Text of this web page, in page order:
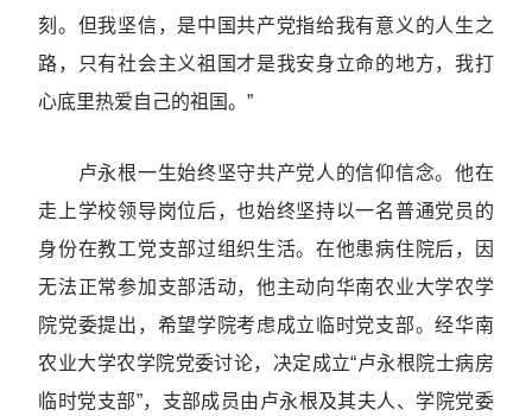
刻。但我坚信，是中国共产党指给我有意义的人生之
路，只有社会主义祖国才是我安身立命的地方，我打
心底里热爱自己的祖国。”
卢永根一生始终坚守共产党人的信仰信念。他在
走上学校领导岗位后，也始终坚持以一名普通党员的
身份在教工党支部过组织生活。在他患病住院后，因
无法正常参加支部活动，他主动向华南农业大学农学
院党委提出，希望学院考虑成立临时党支部。经华南
农业大学农学院党委讨论，决定成立“卢永根院士病房
临时党支部”，支部成员由卢永根及其夫人、学院党委